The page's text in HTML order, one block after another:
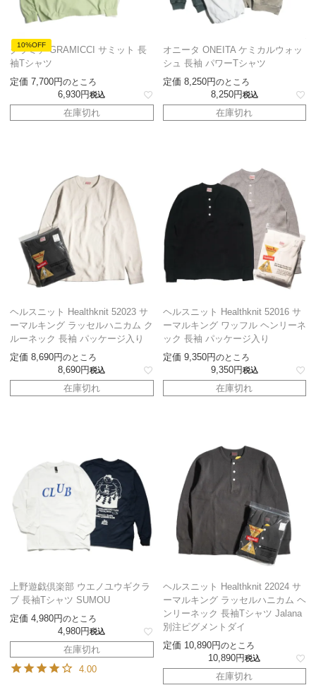
10%OFF
グラミチ GRAMICCI サミット 長
袖Tシャツ
定価 7,700 のところ
6,930 税込
在庫切れ
オニータ ONEITA ケミカルウォッ
シュ 長袖 パワーTシャツ
定価 8,250 のところ
8,250 税込
在庫切れ
ヘルスニット Healthknit 52023 サ
ーマルキング ラッセルハニカム ク
ルーネック 長袖 パッケージ入り
定価 8,690 のところ
8,690 税込
在庫切れ
ヘルスニット Healthknit 52016 サ
ーマルキング ワッフル ヘンリーネ
ック 長袖 パッケージ入り
定価 9,350 のところ
9,350 税込
在庫切れ
上野遊戯倶楽部 ウエノユウギクラ
ブ 長袖Tシャツ SUMOU
定価 4,980 のところ
4,980 税込
在庫切れ
4.00
ヘルスニット Healthknit 22024 サ
ーマルキング ラッセルハニカム ヘ
ンリーネック 長袖Tシャツ Jalana
別注ピグメントダイ
定価 10,890 のところ
10,890 税込
在庫切れ